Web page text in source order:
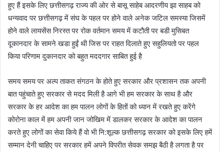
हुए हैं इसके लिए छत्तीसगढ़ राज्य की ओर से बासू साहेब आदरणीय झा साहब को
धन्यवाद पर छत्तीसगढ़ में संघ के पहल पर होने वाले अनेक जटिल समस्या जिसमें
होने वाले लायसेंस निरस्त पर रोक वर्तमान समय में कटौती पर बडी मुसिबत
दूकानदार के सामने खडा हुईं थी जिस पर राहत दिलाते हुए सहुलियतो पर पहल
किया परिणाम दुकानदार को बहुत मददगार साबित हुई है
समय समय पर अल्प ताकत संगठन के होते हुए सरकार और प्रशासन तक अपनी
बात पहुंचाते हुए सरकार से मदद मिली है आगे भी हम सरकार के साथ है और
सरकार के हर आदेश का हम पालन लोगों के हितों को ध्यान में रखते हुए करेंगे
कोरोना काल में हम अपनी जान जोखिम में डालकर सरकार के आदेश का पालन
करते हुए लोगों का सेवा किये हैं वो भी नि:शूल्क छत्तीसगढ़ सरकार को इसके लिए हमें
सम्मान देनी चाहिए पर सरकार हमें अपने विपरीत सेवक समझ बैठी है लगता है पर